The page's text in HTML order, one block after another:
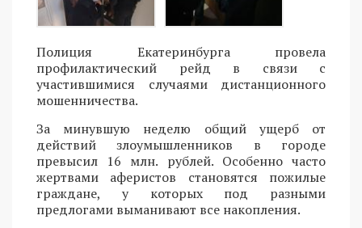
Полиция Екатеринбурга провела
профилактический рейд в связи с
участившимися случаями дистанционного
мошенничества.
За минувшую неделю общий ущерб от
действий злоумышленников в городе
превысил 16 млн. рублей. Особенно часто
жертвами аферистов становятся пожилые
граждане, у которых под разными
предлогами выманивают все накопления.